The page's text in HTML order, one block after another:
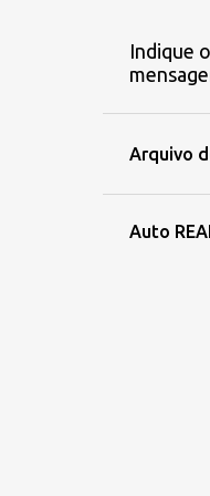
Indique
Arquivo
Auto